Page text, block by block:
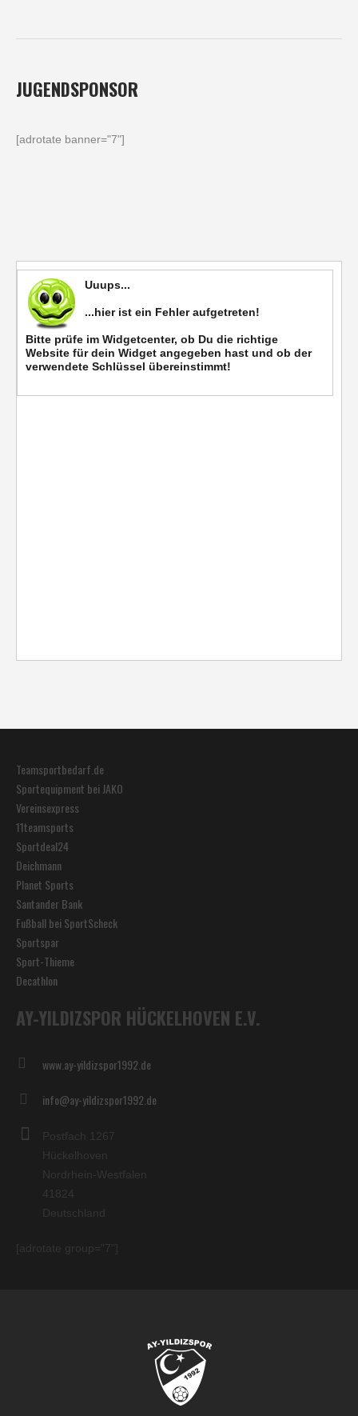
JUGENDSPONSOR
[adrotate banner="7"]
Teamsportbedarf.de
Sportequipment bei JAKO
Vereinsexpress
11teamsports
Sportdeal24
Deichmann
Planet Sports
Santander Bank
Fußball bei SportScheck
Sportspar
Sport-Thieme
Decathlon
AY-YILDIZSPOR HÜCKELHOVEN E.V.
www.ay-yildizspor1992.de
info@ay-yildizspor1992.de
Postfach 1267
Hückelhoven
Nordrhein-Westfalen
41824
Deutschland
[adrotate group="7"]